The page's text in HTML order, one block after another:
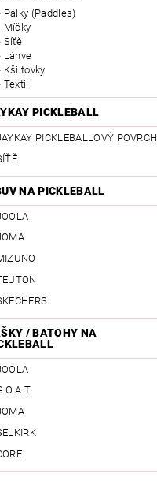
Pálky (Paddles)
Míčky
Síťě
Láhve
Kšiltovky
Textil
PICKLEBALL
PICKLEBALLOVÝ POVRCH
NA PICKLEBALL
/ BATOHY NA